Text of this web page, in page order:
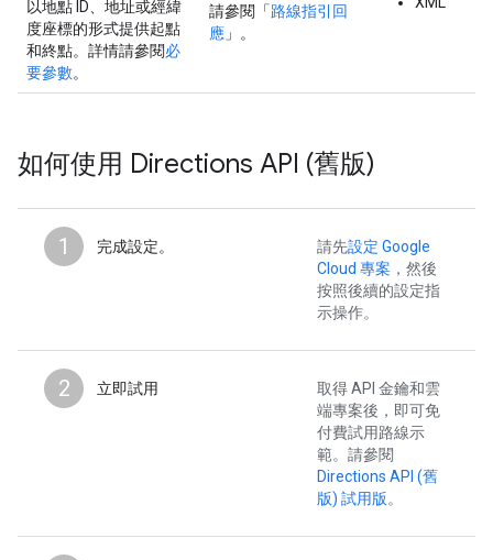
以地點 ID、地址或經緯
度座標的形式提供起點
和終點。詳情請參閱必
要參數。
請參閱「路線指引回
應 」。
如何使用 Directions API (舊版)
1 完成設定。 請先設定 Google
Cloud 專案 ，然後
按照後續的設定指
示操作。
2 立即試用
取得 API 金鑰和雲
端專案後，即可免
付費試用路線示
範。請參閱
Directions API (舊
版) 試用版。